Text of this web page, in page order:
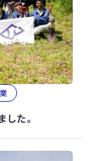
た。